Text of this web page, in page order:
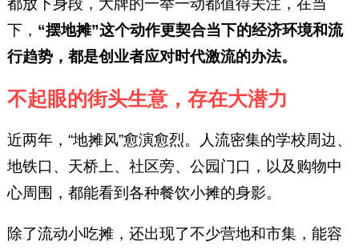
下， “摆地摊”这个动作更契合当下的经济环境和流
行趋势，都是创业者应对时代激流的办法。
不起眼的街头生意，存在大潜力
近两年，“地摊风”愈演愈烈。人流密集的学校周边、
地铁口、天桥上、社区旁、公园门口，以及购物中
心周围，都能看到各种餐饮小摊的身影。
除了流动小吃摊，还出现了不少营地和市集，能容